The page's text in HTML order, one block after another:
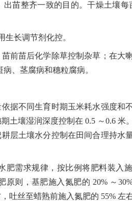
苗整齐一致的目的。干燥土壤每
生长调节剂化控。
前苗后化学除草控制杂草；在大
、茎腐病和穗粒腐病。
据不同生育时期玉米耗水强度和
土壤湿润深度控制在 0.5 ～0.6 米
层土壤水分控制在田间合理持水
肥需求规律，按比例将肥料装入
原则，基肥施入氮肥的 20% ～
吐丝至蜡熟前施入氮肥的 55% 左